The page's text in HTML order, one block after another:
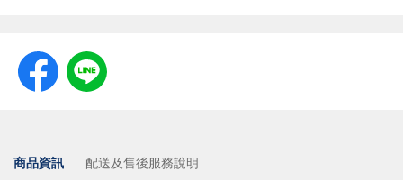
商品資訊 配送及售後服務說明